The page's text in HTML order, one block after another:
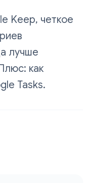
Keep, четкое
лучше
как
Tasks.